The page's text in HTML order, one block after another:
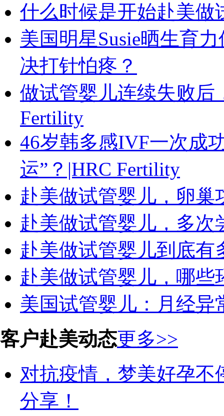
什么时候是开始赴美做
美国明星Susie晒生育
决打针怕疼？
做试管婴儿连续失败后
Fertility
46岁韩多感IVF一次成
运”？|HRC Fertility
赴美做试管婴儿，卵
赴美做试管婴儿，多次
赴美做试管婴儿到底
赴美做试管婴儿，哪
美国试管婴儿：月经
客户赴美动态更多>>
对抗疫情，梦美好孕
分享！